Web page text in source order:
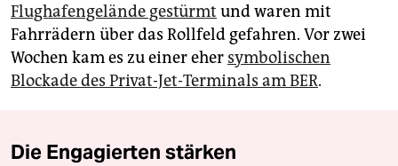
Flughafengelände gestürmt und waren mit
Fahrrädern über das Rollfeld gefahren. Vor zwei
Wochen kam es zu einer eher symbolischen
Blockade des Privat-Jet-Terminals am BER.
Die Engagierten stärken